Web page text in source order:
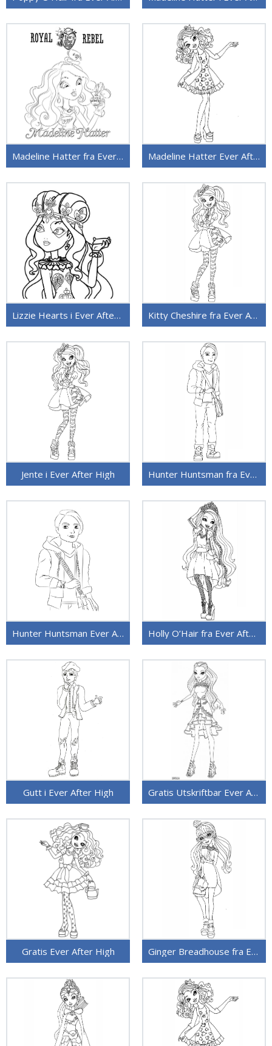
Madeline Hatter fra Ever After High Madeline Hatter Ever After High
Lizzie Hearts i Ever After High Kitty Cheshire fra Ever After High
Jente i Ever After High Hunter Huntsman fra Ever After High
Hunter Huntsman Ever After High Holly O’Hair fra Ever After High
Gutt i Ever After High Gratis Utskriftbar Ever After High
Gratis Ever After High Ginger Breadhouse fra Ever After High